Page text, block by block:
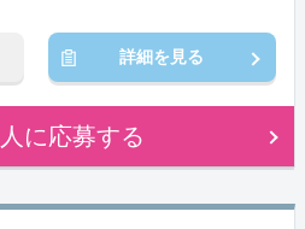
詳細を見る
に応募する